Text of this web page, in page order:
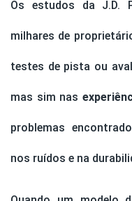
Os estudos da J.D.
milhares de
testes de pista ou
mas sim nas
problemas
nos ruídos e na